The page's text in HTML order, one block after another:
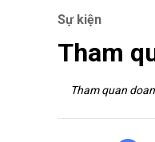
Sự kiện
Tham
Tham quan